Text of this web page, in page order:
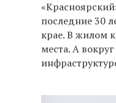
последние 30
крае. В жилом
места. А